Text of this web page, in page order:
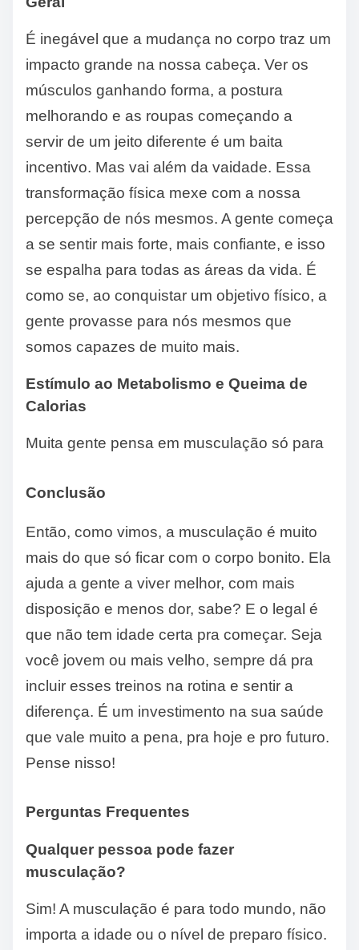
É inegável que a mudança no corpo traz um
impacto grande na nossa cabeça. Ver os
músculos ganhando forma, a postura
melhorando e as roupas começando a
servir de um jeito diferente é um baita
incentivo. Mas vai além da vaidade. Essa
transformação física mexe com a nossa
percepção de nós mesmos. A gente começa
a se sentir mais forte, mais confiante, e isso
se espalha para todas as áreas da vida. É
como se, ao conquistar um objetivo físico, a
gente provasse para nós mesmos que
somos capazes de muito mais.
Estímulo ao Metabolismo e Queima de
Calorias
Muita gente pensa em musculação só para
Conclusão
Então, como vimos, a musculação é muito
mais do que só ficar com o corpo bonito. Ela
ajuda a gente a viver melhor, com mais
disposição e menos dor, sabe? E o legal é
que não tem idade certa pra começar. Seja
você jovem ou mais velho, sempre dá pra
incluir esses treinos na rotina e sentir a
diferença. É um investimento na sua saúde
que vale muito a pena, pra hoje e pro futuro.
Pense nisso!
Perguntas Frequentes
Qualquer pessoa pode fazer
musculação?
Sim! A musculação é para todo mundo, não
importa a idade ou o nível de preparo físico.